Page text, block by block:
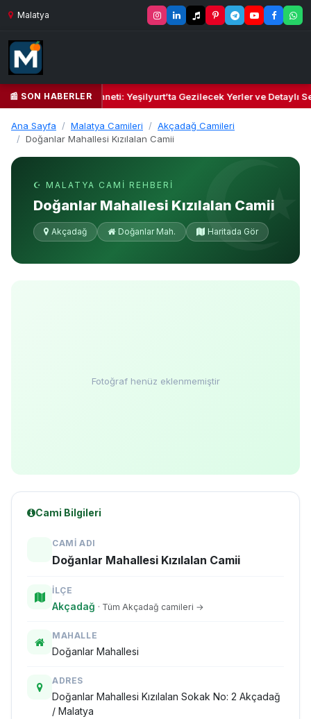
Malatya
📰 SON HABERLER
Kalbi ve Kültür Cenneti: Yeşilyurt’ta Gezilecek Yerler ve Detaylı
Ana Sayfa Malatya Camileri
Akçadağ Camileri
Doğanlar Mahallesi Kızılalan Camii
☪ MALATYA CAMI REHBERI
Doğanlar Mahallesi Kızılalan Camii
Akçadağ Doğanlar Mah. Haritada Gör
Fotoğraf henüz eklenmemiştir
Cami Bilgileri
CAMI ADI
Doğanlar Mahallesi Kızılalan Camii
İLÇE
Akçadağ · Tüm Akçadağ camileri →
MAHALLE
Doğanlar Mahallesi
ADRES
Doğanlar Mahallesi Kızılalan Sokak No: 2 Akçadağ
/ Malatya